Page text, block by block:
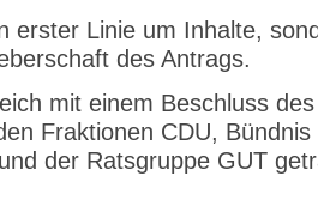
erster Linie um Inhalte,
des Antrags.
mit einem Beschluss
Fraktionen CDU, Bündnis
der Ratsgruppe GUT